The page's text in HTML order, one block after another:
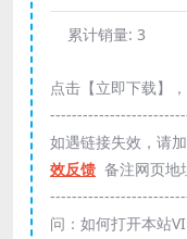
累计销量: 3
点击【立即下载】
如遇链接失效，请
效反馈 备注网页地
问：如何打开本站